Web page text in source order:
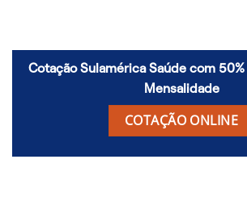
Cotação Sulamérica Saúde com 50%
Mensalidade
COTAÇÃO ONLINE